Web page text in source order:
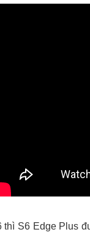
S6 Edge Plus